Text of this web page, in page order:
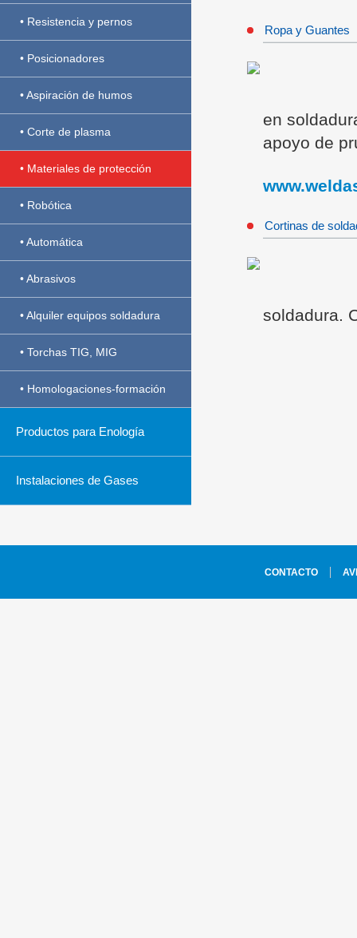
• Resistencia y pernos
• Posicionadores
• Aspiración de humos
• Corte de plasma
• Materiales de protección
• Robótica
• Automática
• Abrasivos
• Alquiler equipos soldadura
• Torchas TIG, MIG
• Homologaciones-formación
Productos para Enología
Instalaciones de Gases
Ropa y Guantes
en
apoyo de
Cortinas de
soldadura.
CONTACTO